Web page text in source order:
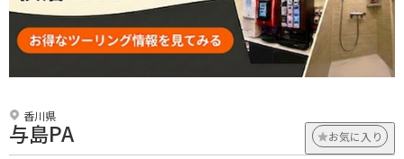
香川県
与島PA お気に入り